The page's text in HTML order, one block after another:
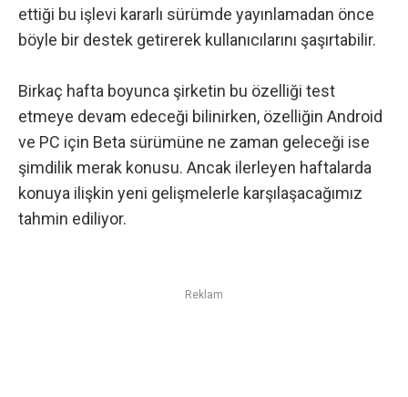
ettiği bu işlevi kararlı sürümde yayınlamadan önce
böyle bir destek getirerek kullanıcılarını şaşırtabilir.
Birkaç hafta boyunca şirketin bu özelliği test
etmeye devam edeceği bilinirken, özelliğin Android
ve PC için Beta sürümüne ne zaman geleceği ise
şimdilik merak konusu. Ancak ilerleyen haftalarda
konuya ilişkin yeni gelişmelerle karşılaşacağımız
tahmin ediliyor.
Reklam